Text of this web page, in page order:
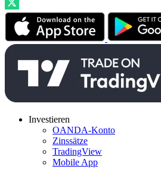
Investieren
OANDA-Konto
Zinssätze
TradingView
Mobile App